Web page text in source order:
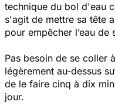
technique du bol d'eau
s'agit de mettre sa tête
pour empêcher l’eau de
Pas besoin de se coller
légèrement au-dessus
de le faire cinq à dix
jour.